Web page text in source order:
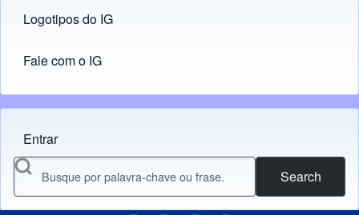
Logotipos do IG
(opens in new tab)
Fale com o IG
Menu do usuário
Entrar
Search